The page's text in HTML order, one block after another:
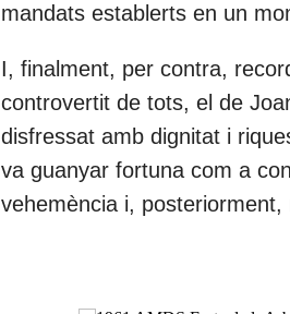
mandats establerts en un
I, finalment, per contra,
controvertit de tots, el de
disfressat amb dignitat i
va guanyar fortuna com a
vehemència i, posteriorment,